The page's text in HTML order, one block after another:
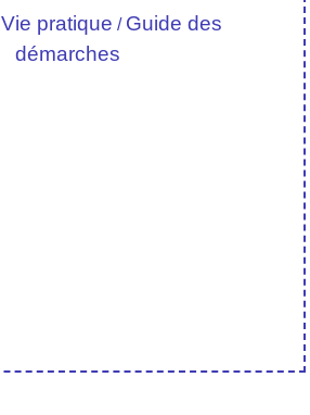
Vie pratique / Guide des
démarches